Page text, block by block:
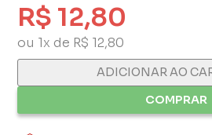
R$ 12,80
ou 1x de R$ 12,80
ADICIONAR AO
COMPRAR